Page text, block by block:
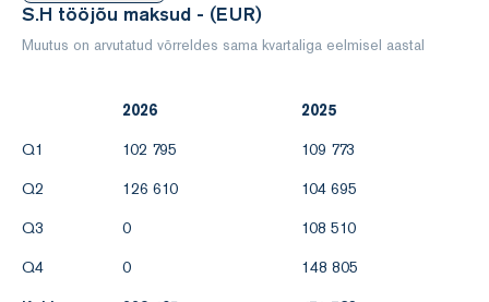
S.H tööjõu maksud - (EUR)
Muutus on arvutatud võrreldes sama kvartaliga eelmisel aastal
2026
2025
Q1
102 795
109 773
Q2
126 610
104 695
Q3
0
108 510
Q4
0
148 805